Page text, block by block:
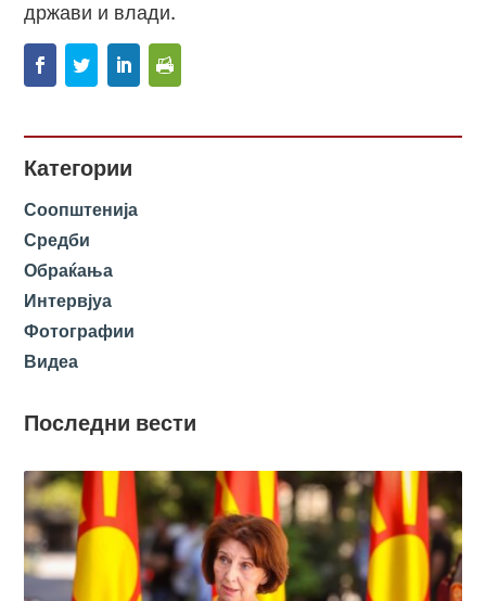
држави и влади.
Категории
Соопштенија
Средби
Обраќања
Интервјуа
Фотографии
Видеа
Последни вести